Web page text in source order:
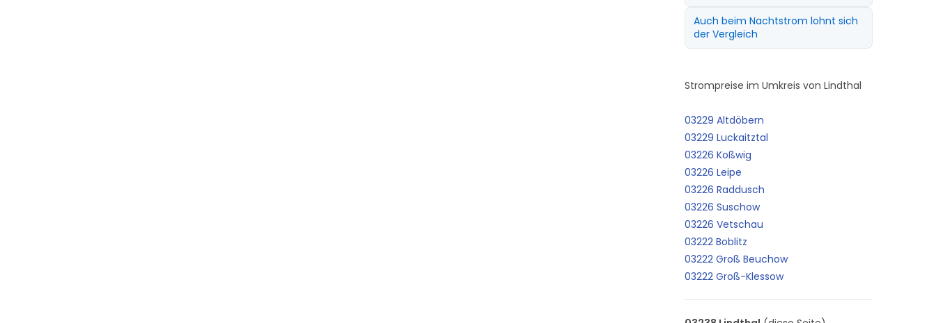
Auch beim Nachtstrom lohnt sich
der Vergleich
Strompreise im Umkreis von Lindthal
03229 Altdöbern
03229 Luckaitztal
03226 Koßwig
03226 Leipe
03226 Raddusch
03226 Suschow
03226 Vetschau
03222 Boblitz
03222 Groß Beuchow
03222 Groß-Klessow